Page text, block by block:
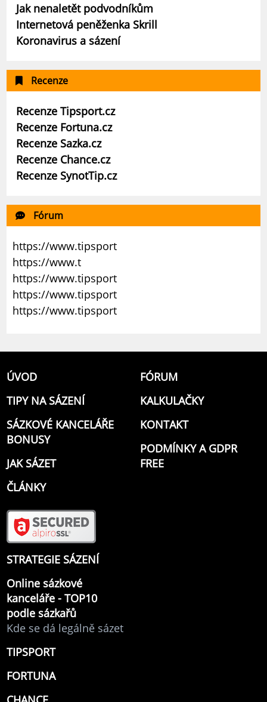
Jak nenaletět podvodníkům
Internetová peněženka Skrill
Koronavirus a sázení
Recenze
Recenze Tipsport.cz
Recenze Fortuna.cz
Recenze Sazka.cz
Recenze Chance.cz
Recenze SynotTip.cz
Fórum
https://www.tipsport
https://www.t
https://www.tipsport
https://www.tipsport
https://www.tipsport
ÚVOD
TIPY NA SÁZENÍ
SÁZKOVÉ KANCELÁŘE
BONUSY
JAK SÁZET
ČLÁNKY
FÓRUM
KALKULAČKY
KONTAKT
PODMÍNKY A GDPR
FREE
STRATEGIE SÁZENÍ
Online sázkové
kanceláře - TOP10
podle sázkařů
Kde se dá legálně sázet
TIPSPORT
FORTUNA